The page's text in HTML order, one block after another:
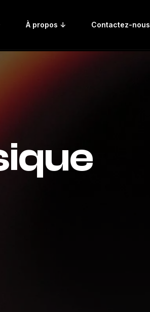
À propos ↓ Contactez-nous